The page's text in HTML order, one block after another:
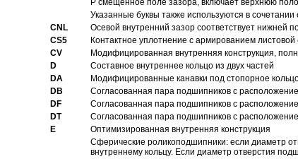
P смещенное поле зазора, включает верхнюю
Указанные буквы также используются в
CNL
Осевой внутренний зазор соответствует нижней
CS5
Контактное уплотнение с армированием
CV
Модифицированная внутренняя конструкция,
D
Составное внутреннее кольцо из двух частей
DA
Модифицированные канавки под стопорное
DB
Согласованная пара подшипников с
DF
Согласованная пара подшипников с
DT
Согласованная пара подшипников с
E
Оптимизированная внутренняя конструкция
Сферические роликоподшипники: если диаметр
внутреннему кольцу. Если диаметр отверстия